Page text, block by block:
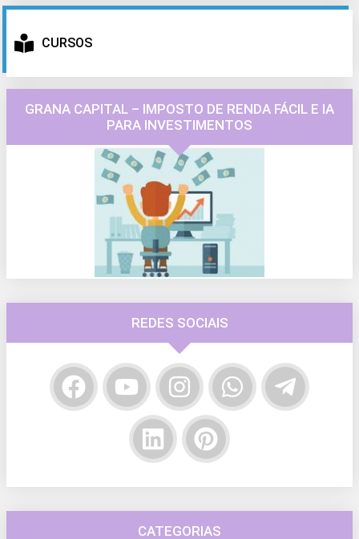
CURSOS
GRANA CAPITAL – IMPOSTO DE RENDA FÁCIL E IA
PARA INVESTIMENTOS
REDES SOCIAIS
CATEGORIAS